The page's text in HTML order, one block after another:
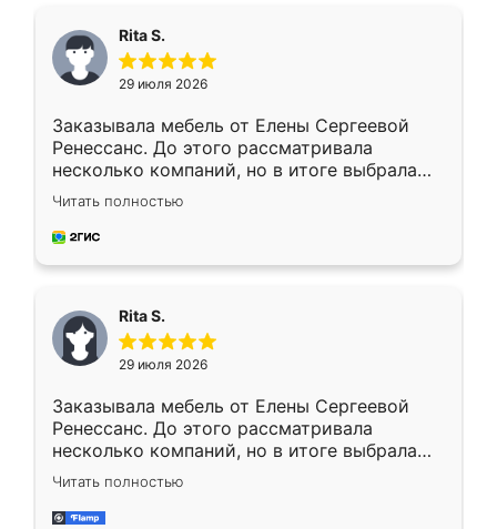
Rita S.
29 июля 2026
Заказывала мебель от Елены Сергеевой
Ренессанс. До этого рассматривала
несколько компаний, но в итоге выбрала
эту. Сначала обговорили условия, потом
приехал замерщик, всё спокойно объяснил
и снял размеры. Изготовили в срок, с
каких-либо доработок. Качеством осталась
довольна, все выглядит так, как и ожидала.
Читать полностью
Rita S.
29 июля 2026
Заказывала мебель от Елены Сергеевой
Ренессанс. До этого рассматривала
несколько компаний, но в итоге выбрала
эту. Сначала обговорили условия, потом
приехал замерщик, всё спокойно объяснил
и снял размеры. Изготовили в срок, с
Читать полностью